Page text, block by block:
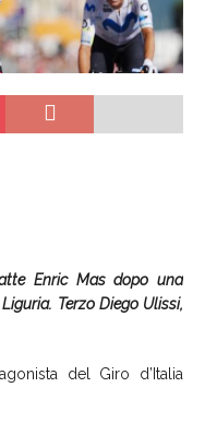
Enric Mas dopo una
Terzo Diego Ulissi,
del Giro d’Italia